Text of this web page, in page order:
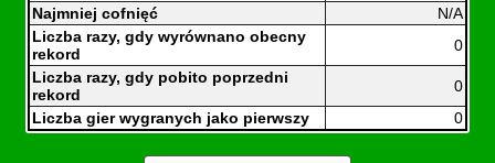
Najmniej cofnięć
N/A
Liczba razy, gdy wyrównano obecny
rekord
0
Liczba razy, gdy pobito poprzedni
rekord
0
Liczba gier wygranych jako pierwszy
0